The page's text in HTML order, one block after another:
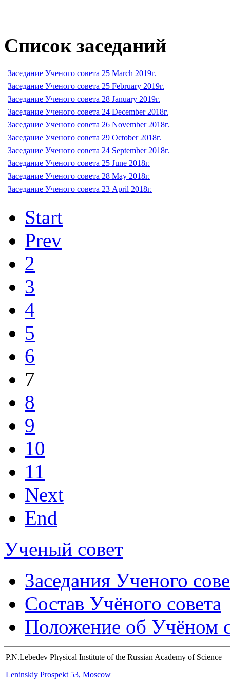
Список заседаний
Заседание Ученого совета 25 March 2019г.
Заседание Ученого совета 25 February 2019г.
Заседание Ученого совета 28 January 2019г.
Заседание Ученого совета 24 December 2018г.
Заседание Ученого совета 26 November 2018г.
Заседание Ученого совета 29 October 2018г.
Заседание Ученого совета 24 September 2018г.
Заседание Ученого совета 25 June 2018г.
Заседание Ученого совета 28 May 2018г.
Заседание Ученого совета 23 April 2018г.
Start
Prev
2
3
4
5
6
7
8
9
10
11
Next
End
Ученый совет
Заседания Ученого
Состав Учёного совета
Положение об Учёном
P.N.Lebedev Physical Institute of the Russian Academy of Science
Leninskiy Prospekt 53, Moscow